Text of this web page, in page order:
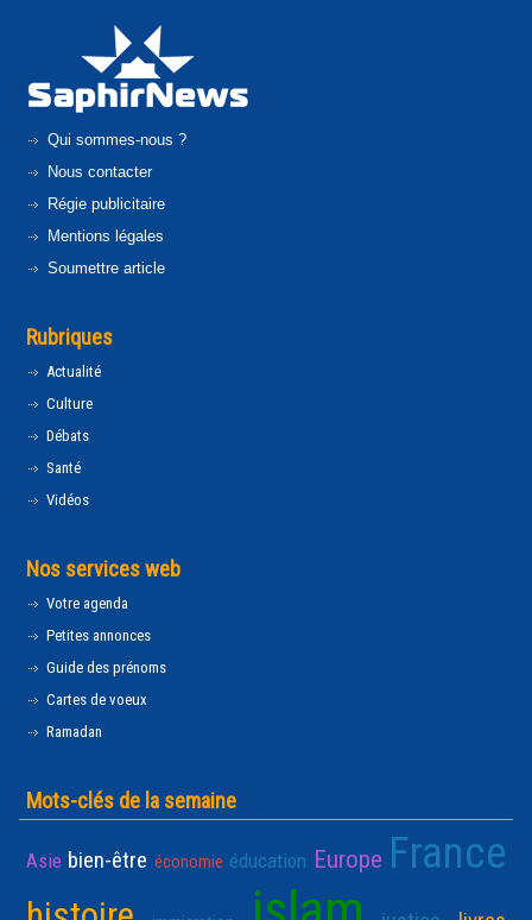
Qui sommes-nous ?
Nous contacter
Régie publicitaire
Mentions légales
Soumettre article
Rubriques
Actualité
Culture
Débats
Santé
Vidéos
Nos services web
Votre agenda
Petites annonces
Guide des prénoms
Cartes de voeux
Ramadan
Mots-clés de la semaine
Asie bien-être économie éducation Europe France